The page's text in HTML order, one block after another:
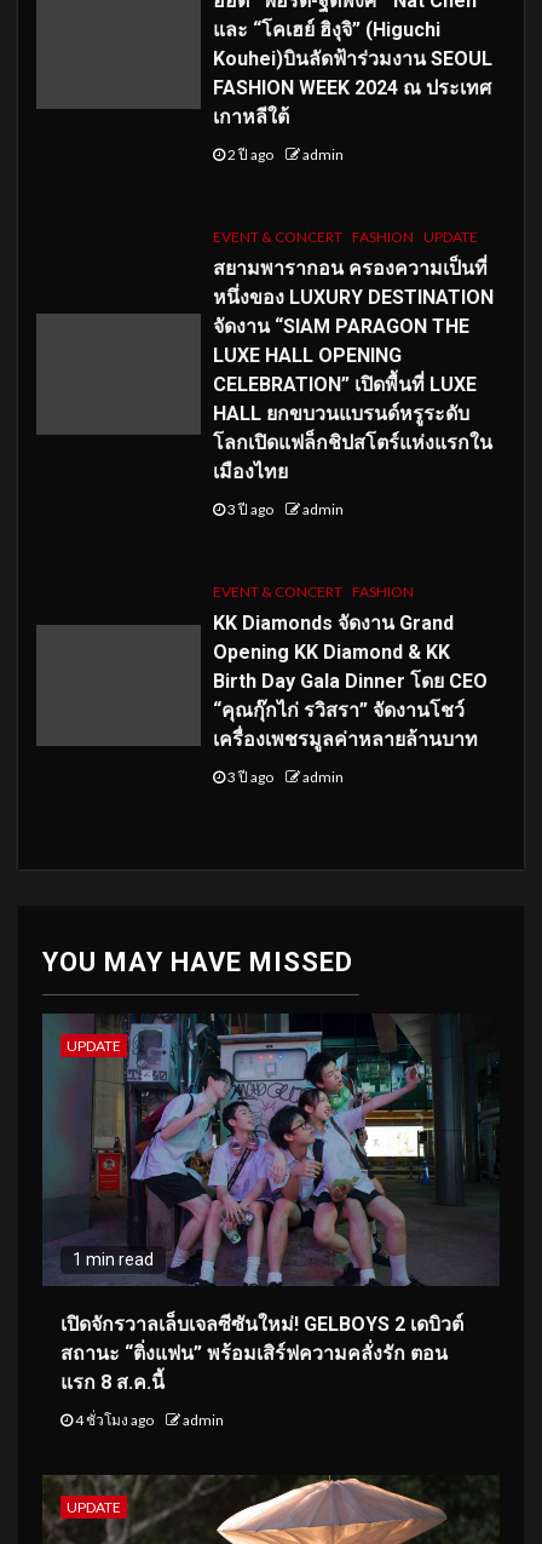
และ “โคเฮย์ ฮิงุจิ” (Higuchi
Kouhei)บินลัดฟ้าร่วมงาน SEOUL
FASHION WEEK 2024 ณ ประเทศ
เกาหลีใต้
2 ปี ago admin
EVENT & CONCERT FASHION UPDATE
สยามพารากอน ครองความเป็นที่
หนึ่งของ LUXURY DESTINATION
จัดงาน “SIAM PARAGON THE
LUXE HALL OPENING
CELEBRATION” เปิดพื้นที่ LUXE
HALL ยกขบวนแบรนด์หรูระดับ
โลกเปิดแฟล็กชิปสโตร์แห่งแรกใน
เมืองไทย
3 ปี ago admin
EVENT & CONCERT FASHION
KK Diamonds จัดงาน Grand
Opening KK Diamond & KK
Birth Day Gala Dinner โดย CEO
“คุณกุ๊กไก่ รวิสรา” จัดงานโชว์
เครื่องเพชรมูลค่าหลายล้านบาท
3 ปี ago admin
YOU MAY HAVE MISSED
UPDATE
1 min read
เปิดจักรวาลเล็บเจลซีซันใหม่! GELBOYS 2 เดบิวต์
สถานะ “ติ่งแฟน” พร้อมเสิร์ฟความคลั่งรัก ตอน
แรก 8 ส.ค.นี้
4 ชั่วโมง ago admin
UPDATE